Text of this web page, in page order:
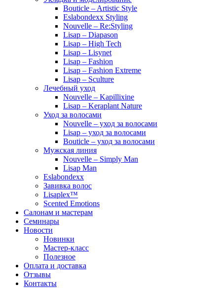
Bouticle – Artistic Style
Eslabondexx Styling
Nouvelle – Re:Styling
Lisap – Diapason
Lisap – High Tech
Lisap – Lisynet
Lisap – Fashion
Lisap – Fashion Extreme
Lisap – Sculture
Лечебный уход
Nouvelle – Kapillixine
Lisap – Keraplant Nature
Уход за волосами
Nouvelle – уход за волосами
Lisap – уход за волосами
Bouticle – уход за волосами
Мужская линия
Nouvelle – Simply Man
Lisap Man
Eslabondexx
Завивка волос
Lisaplex™
Scented Emotions
Салонам и мастерам
Семинары
Новости
Новинки
Мастер-класс
Полезное
Оплата и доставка
Отзывы
Контакты